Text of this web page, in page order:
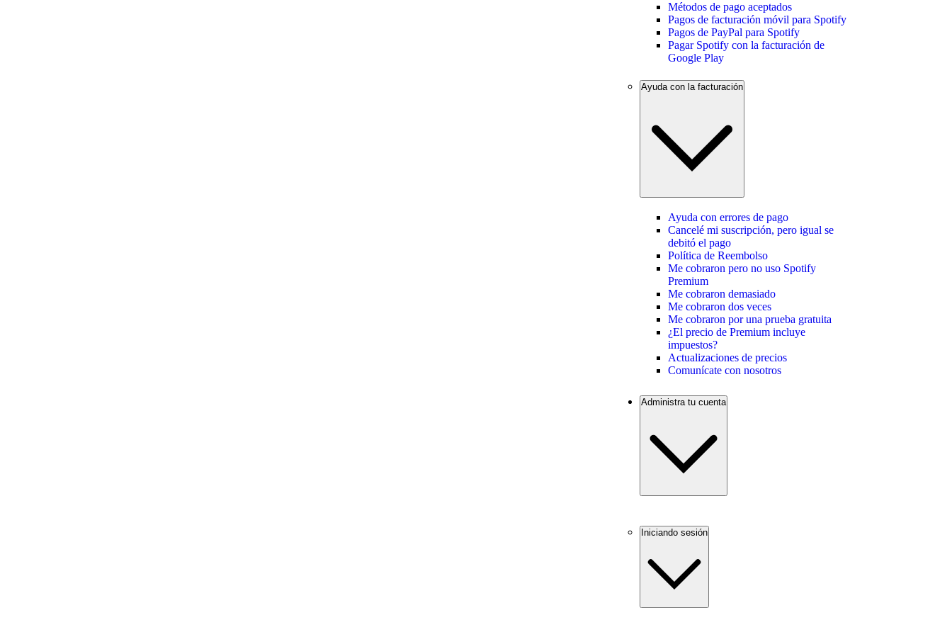
Métodos de pago aceptados
Pagos de facturación móvil para Spotify
Pagos de PayPal para Spotify
Pagar Spotify con la facturación de
Google Play
Ayuda con la facturación
Ayuda con errores de pago
Cancelé mi suscripción, pero igual se
debitó el pago
Política de Reembolso
Me cobraron pero no uso Spotify
Premium
Me cobraron demasiado
Me cobraron dos veces
Me cobraron por una prueba gratuita
¿El precio de Premium incluye
impuestos?
Actualizaciones de precios
Comunícate con nosotros
Administra tu cuenta
Iniciando sesión